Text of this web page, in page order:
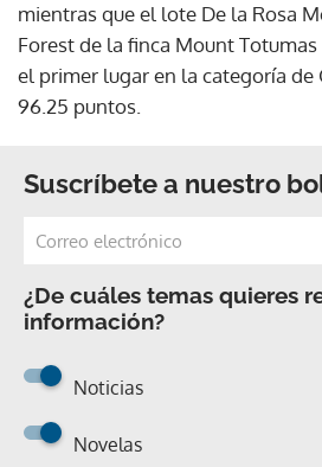
mientras que el lote De la Rosa
Forest de la finca Mount
el primer lugar en la categoría de
96.25 puntos.
Suscríbete a nuestro
¿De cuáles temas quieres
información?
Noticias
Novelas